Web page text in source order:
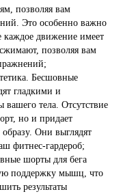
позволяя вам
Это особенно важно
каждое движение имеет
позволяя вам
Бесшовные
гладкими и
вашего тела. Отсутствие
но и придает
Они выглядят
фитнес-гардероб;
шорты для бега
поддержку мышц, что
результаты